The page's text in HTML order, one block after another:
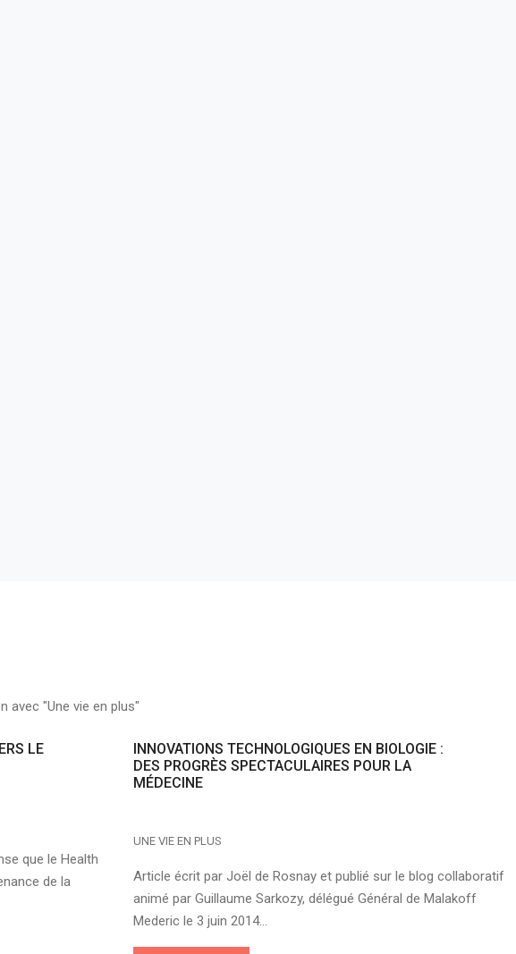
avec "Une vie en plus"
LE
que le Health
de la
INNOVATIONS TECHNOLOGIQUES EN BIOLOGIE :
DES PROGRÈS SPECTACULAIRES POUR LA
MÉDECINE
UNE VIE EN PLUS
Article écrit par Joël de Rosnay et publié sur le blog collaboratif
animé par Guillaume Sarkozy, délégué Général de Malakoff
Mederic le 3 juin 2014...